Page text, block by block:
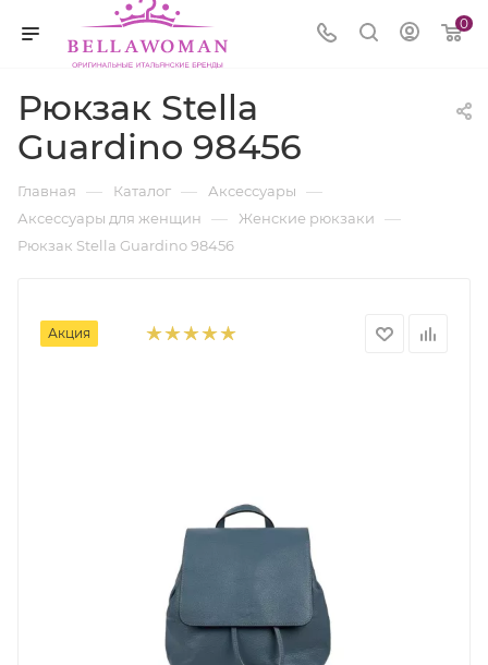
0
Рюкзак Stella
Guardino 98456
Главная — Каталог — Аксессуары —
Аксессуары для женщин — Женские рюкзаки —
Рюкзак Stella Guardino 98456
Акция